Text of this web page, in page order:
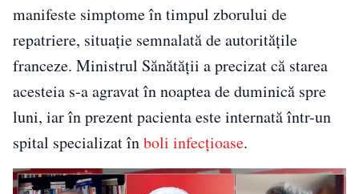
manifeste simptome în timpul zborului de
repatriere, situație semnalată de autoritățile
franceze. Ministrul Sănătății a precizat că starea
acesteia s-a agravat în noaptea de duminică spre
luni, iar în prezent pacienta este internată într-un
spital specializat înboli infecțioase.